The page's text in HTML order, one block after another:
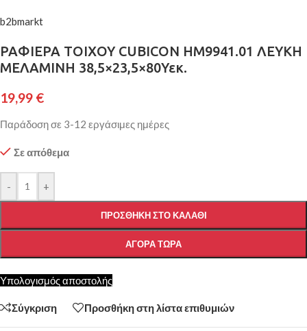
b2bmarkt
ΡΑΦΙΕΡΑ ΤΟΙΧΟΥ CUBICON HM9941.01 ΛΕΥΚΗ
ΜΕΛΑΜΙΝΗ 38,5×23,5×80Υεκ.
19,99 €
Παράδοση σε 3-12 εργάσιμες ημέρες
Σε απόθεμα
- +
ΠΡΟΣΘΉΚΗ ΣΤΟ ΚΑΛΆΘΙ
ΑΓΟΡΆ ΤΏΡΑ
Υπολογισμός αποστολής
Σύγκριση Προσθήκη στη λίστα επιθυμιών